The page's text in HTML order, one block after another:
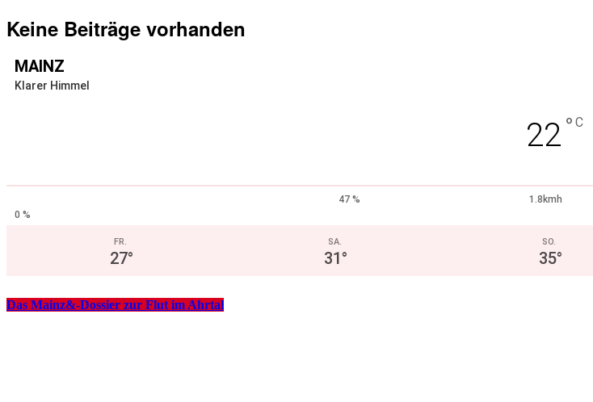
Keine Beiträge vorhanden
MAINZ
Klarer Himmel
22 ° C
47 %
1.8kmh
0 %
FR.
27°
SA.
31°
SO.
35°
Das Mainz&-Dossier zur Flut im Ahrtal